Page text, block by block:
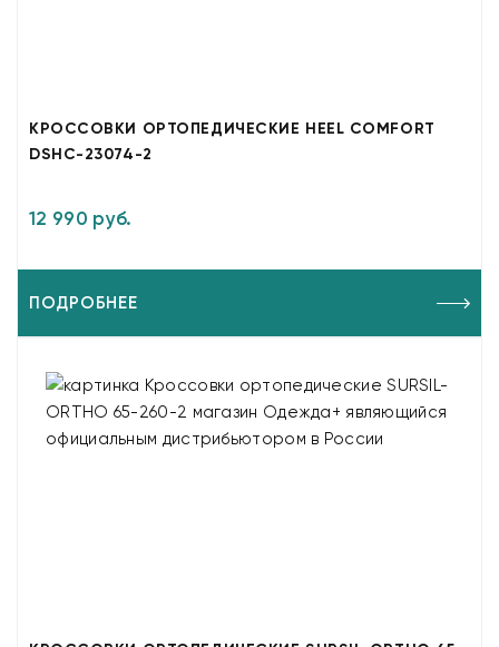
КРОССОВКИ ОРТОПЕДИЧЕСКИЕ HEEL COMFORT
DSHC-23074-2
12 990 руб.
ПОДРОБНЕЕ